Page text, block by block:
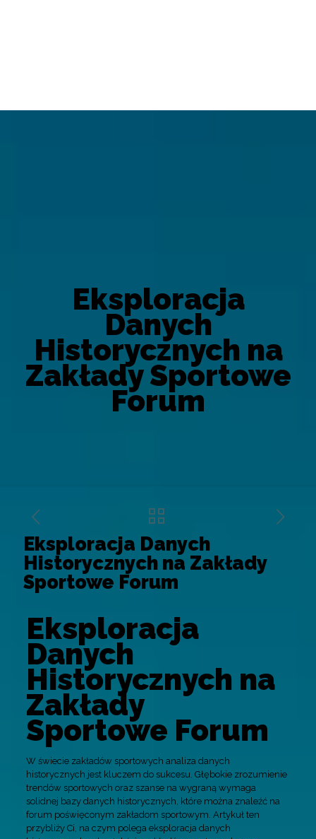
Eksploracja
Danych
Historycznych na
Zakłady Sportowe
Forum
Eksploracja Danych
Historycznych na Zakłady
Sportowe Forum
Eksploracja
Danych
Historycznych na
Zakłady
Sportowe Forum
W świecie zakładów sportowych analiza danych
historycznych jest kluczem do sukcesu. Głębokie zrozumienie
trendów sportowych oraz szanse na wygraną wymaga
solidnej bazy danych historycznych, które można znaleźć na
forum poświęconym zakładom sportowym. Artykuł ten
przybliży Ci, na czym polega eksploracja danych